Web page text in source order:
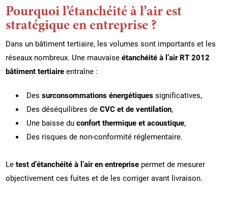
Pourquoi l’étanchéité à l’air est
stratégique en entreprise ?
Dans un bâtiment tertiaire, les volumes sont importants et les
réseaux nombreux. Une mauvaiseétanchéité à l’air RT 2012
bâtiment tertiaire entraîne :
Dessurconsommations énergétiques significatives,
Des déséquilibres deCVC et de ventilation,
Une baisse duconfort thermique et acoustique,
Des risques de non-conformité réglementaire.
Letest d’étanchéité à l’air en entreprise permet de mesurer
objectivement ces fuites et de les corriger avant livraison.